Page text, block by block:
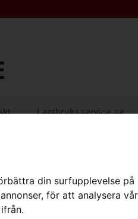
din surfupplevelse på
för att analysera vår
Lantbruksservice.se
960710003